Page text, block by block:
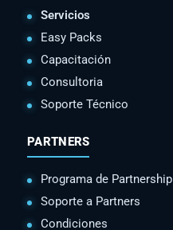
Servicios
Easy Packs
Capacitación
Consultoria
Soporte Técnico
PARTNERS
Programa de Partnership
Soporte a Partners
Condiciones